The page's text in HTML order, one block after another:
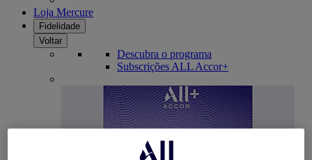
Loja Mercure
Fidelidade
Voltar
Descubra o programa
Subscrições ALL Accor+